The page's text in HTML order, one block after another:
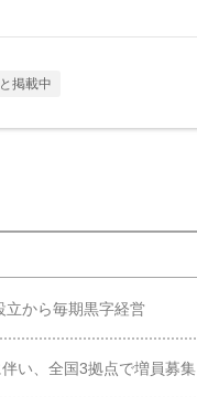
掲載中
立から毎期黒字経営
い、全国3拠点で増員募集